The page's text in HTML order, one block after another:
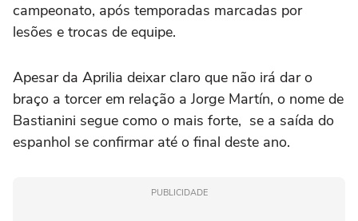
campeonato, após temporadas marcadas por
lesões e trocas de equipe.
Apesar da Aprilia deixar claro que não irá dar o
braço a torcer em relação a Jorge Martín, o nome de
Bastianini segue como o mais forte, se a saída do
espanhol se confirmar até o final deste ano.
PUBLICIDADE